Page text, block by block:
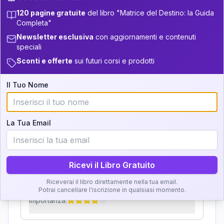
13.5-14
14-16 +6 10
16-17.5 +2 6
18.5-19 +
33.5-34
34-36
Zone della Matrice:
Analisi, Significato e
Interpretazione
Clicca su ogni zona per leggere la definizione e
Zona del Ritratto
Importanza:
Karma Genitore-Figlio
Importanza:
120 pagine gratuite del libro "Matrice del Destino: la Guida
Completa"
Newsletter esclusiva con aggiornamenti e contenuti
speciali
Sconti e offerte sui futuri corsi e prodotti
Il Tuo Nome
La Tua Email
Ricevi il Libro Gratuito
Riceverai il libro direttamente nella tua email.
Potrai cancellare l'iscrizione in qualsiasi momento.